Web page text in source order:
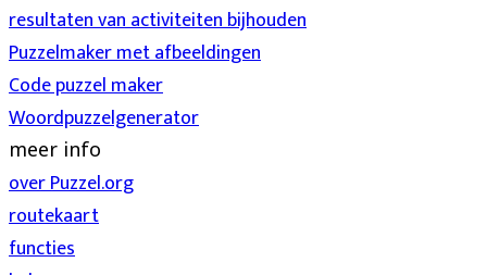
resultaten van activiteiten bijhouden
Puzzelmaker met afbeeldingen
Code puzzel maker
Woordpuzzelgenerator
meer info
over Puzzel.org
routekaart
functies